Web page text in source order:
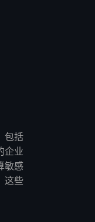
包括
企业
敏感
这些